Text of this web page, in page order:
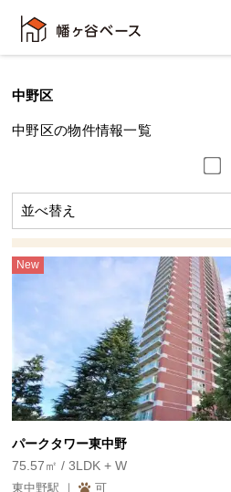
中野区
中野区の物件情報一覧
New
パークタワー東中野
75.57㎡ / 3LDK + W
東中野駅 ｜ 可